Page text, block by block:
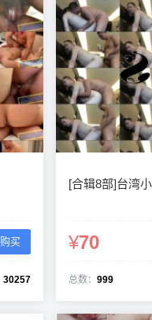
购买
30257
[合辑8部]台湾
¥70
总数： 999